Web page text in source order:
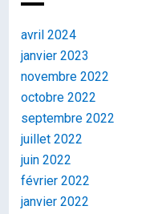
avril 2024
janvier 2023
novembre 2022
octobre 2022
septembre 2022
juillet 2022
juin 2022
février 2022
janvier 2022